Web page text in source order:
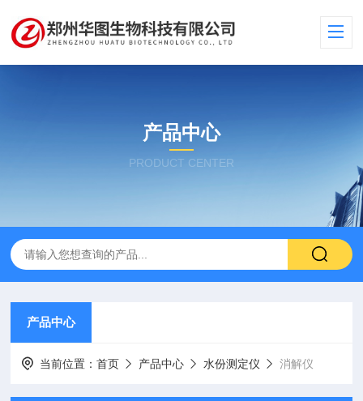
产品中心
PRODUCT CENTER
产品中心
当前位置：首页 产品中心 水份测定仪 消解仪